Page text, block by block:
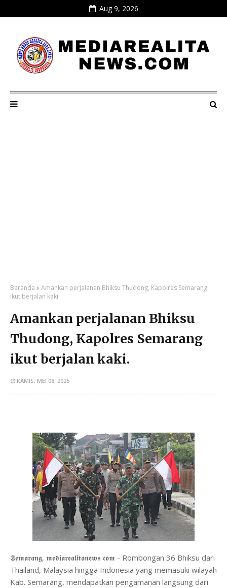
Aug 9, 2026
Beranda
Amankan perjalanan Bhiksu Thudong, Kapolres Semarang
ikut berjalan kaki.
Amankan perjalanan Bhiksu
Thudong, Kapolres Semarang
ikut berjalan kaki.
KAMIS, MEI 08, 2025
𝕾𝖊𝖒𝖆𝖗𝖆𝖓𝖌, 𝖒𝖊𝖉𝖎𝖆𝖗𝖊𝖆𝖑𝖎𝖙𝖆𝖓𝖊𝖜𝖘 𝖈𝖔𝖒 - Rombongan 36 Bhiksu dari
Thailand, Malaysia hingga Indonesia yang memasuki wilayah
Kab. Semarang, mendapatkan pengamanan langsung dari